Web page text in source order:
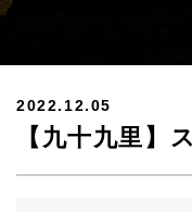
2022.12.05
【九十九里】